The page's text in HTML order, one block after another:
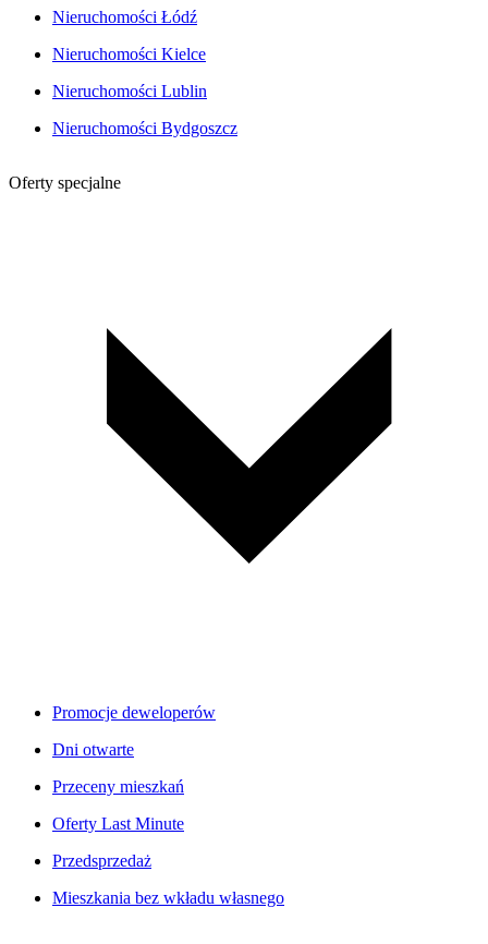
Nieruchomości Łódź
Nieruchomości Kielce
Nieruchomości Lublin
Nieruchomości Bydgoszcz
Oferty specjalne
Promocje deweloperów
Dni otwarte
Przeceny mieszkań
Oferty Last Minute
Przedsprzedaż
Mieszkania bez wkładu własnego